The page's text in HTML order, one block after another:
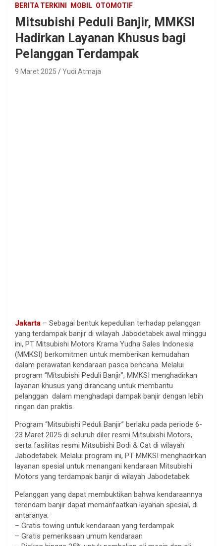
BERITA TERKINI MOBIL OTOMOTIF
Mitsubishi Peduli Banjir, MMKSI
Hadirkan Layanan Khusus bagi
Pelanggan Terdampak
9 Maret 2025 Yudi Atmaja
Jakarta – Sebagai bentuk kepedulian terhadap pelanggan
yang terdampak banjir di wilayah Jabodetabek awal minggu
ini, PT Mitsubishi Motors Krama Yudha Sales Indonesia
(MMKSI) berkomitmen untuk memberikan kemudahan
dalam perawatan kendaraan pasca bencana. Melalui
program “Mitsubishi Peduli Banjir”, MMKSI menghadirkan
layanan khusus yang dirancang untuk membantu
pelanggan dalam menghadapi dampak banjir dengan lebih
ringan dan praktis.
Program “Mitsubishi Peduli Banjir” berlaku pada periode 6-
23 Maret 2025 di seluruh diler resmi Mitsubishi Motors,
serta fasilitas resmi Mitsubishi Bodi & Cat di wilayah
Jabodetabek. Melalui program ini, PT MMKSI menghadirkan
layanan spesial untuk menangani kendaraan Mitsubishi
Motors yang terdampak banjir di wilayah Jabodetabek.
Pelanggan yang dapat membuktikan bahwa kendaraannya
terendam banjir dapat memanfaatkan layanan spesial, di
antaranya:
– Gratis towing untuk kendaraan yang terdampak
– Gratis pemeriksaan umum kendaraan